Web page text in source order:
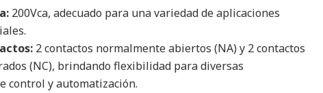
200Vca, adecuado para una variedad de aplicaciones
2 contactos normalmente abiertos (NA) y 2 contactos
(NC), brindando flexibilidad para diversas
control y automatización.